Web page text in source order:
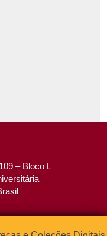
– Bloco L
3091-1541